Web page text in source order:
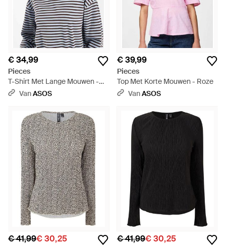
€ 34,99
Pieces
T-Shirt Met Lange Mouwen -
Blauw
VanASOS
€ 39,99
Pieces
Top Met Korte Mouwen - Roze
VanASOS
€ 41,99€ 30,25 € 41,99€ 30,25